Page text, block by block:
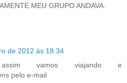
MEU GRUPO ANDAVA.
de 2012 às 18:34
vamos viajando e
pelo e-mail